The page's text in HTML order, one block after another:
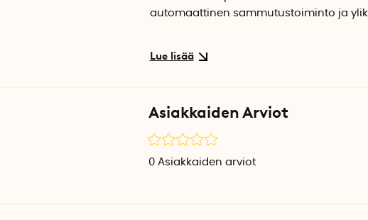
automaattinen sammutustoiminto ja
Tekniset tiedot
Väri: Tummansininen, harmaa
Asiakkaiden Arviot
0 Asiakkaiden arviot